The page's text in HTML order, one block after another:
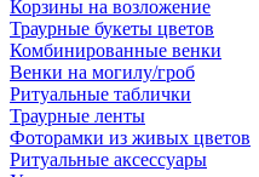
Корзины на возложение
Траурные букеты цветов
Комбинированные венки
Венки на могилу/гроб
Ритуальные таблички
Траурные ленты
Фоторамки из живых цветов
Ритуальные аксессуары